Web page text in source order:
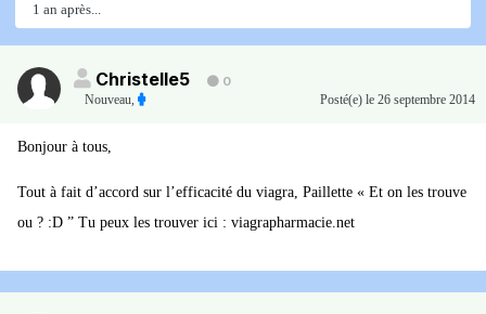
1 an après...
Christelle5
0
Nouveau, Posté(e) le 26 septembre 2014
Bonjour à tous,
Tout à fait d’accord sur l’efficacité du viagra, Paillette « Et on les trouve
ou ? :D ” Tu peux les trouver ici : viagrapharmacie.net